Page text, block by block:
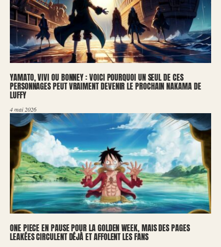
YAMATO, VIVI OU BONNEY : VOICI POURQUOI UN SEUL DE CES
PERSONNAGES PEUT VRAIMENT DEVENIR LE PROCHAIN NAKAMA DE
LUFFY
4 mai 2026
ONE PIECE EN PAUSE POUR LA GOLDEN WEEK, MAIS DES PAGES
LEAKÉES CIRCULENT DÉJÀ ET AFFOLENT LES FANS